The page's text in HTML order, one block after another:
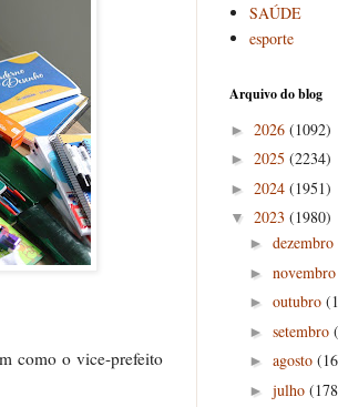
como o vice-prefeito
SAÚDE
esporte
Arquivo do blog
► 2026 (1092)
► 2025 (2234)
► 2024 (1951)
▼ 2023 (1980)
► dezembro
► novembro
► outubro
► setembro
► agosto
► julho